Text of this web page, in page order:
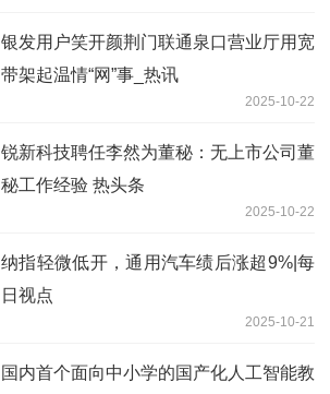
银发用户笑开颜荆门联通泉口营业厅用宽
带架起温情“网”事_热讯
2025-10-22
锐新科技聘任李然为董秘：无上市公司董
秘工作经验 热头条
2025-10-22
纳指轻微低开，通用汽车绩后涨超9%|每
日视点
2025-10-21
国内首个面向中小学的国产化人工智能教